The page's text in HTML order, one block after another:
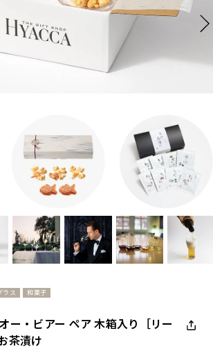
ラス 和菓子
ー・ビアー ペア 木箱入り［リー
茶漬け